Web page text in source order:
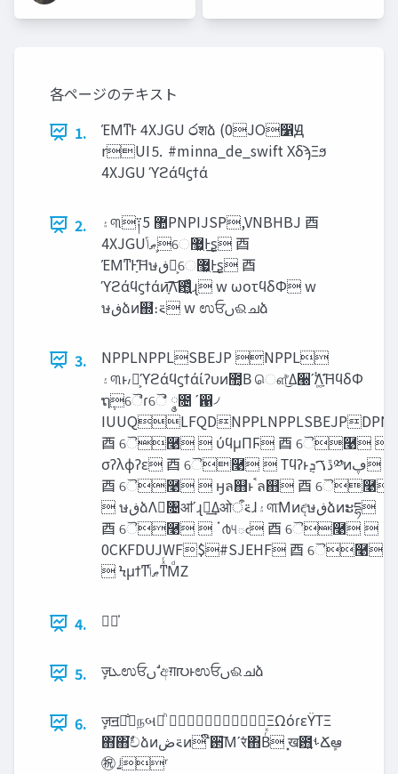
各ページのテキスト
1.
ΈΜͳͰ 4XJGU ෮शձ (0JO෱Ԭ
rUI⒌ #minna_de_swift ΧδϡΞϧ
4XJGU ϓϩάϥϛϯά
2.
‫۽‬୩༑޺ 5PNPIJSP,VNBHBJ ⾣
4XJGU‫͕ޠݴ‬େ޷͖Ͱ͢ʂ ⾣
ΈΜͳͰָ͠Ήษ‫ڧ‬ձ͕େ޷͖Ͱ͢ʂ ⾣
ϓϩάϥϛϯάͷָ͠͞Λ఻͍͖͍͑ͯͨɻ w ωοτϥδΦ w
ษ‫ڧ‬ձͷ஍ํ։࠵ w ಉਓࢽଈചձ
3.
NPPLNPPLSBEJP NPPL
‫۽‬୩ͱ៸໘͕ϓϩάϥϛϯάίʔυͷ಺͔Β ௌ͑ͯ͘͜Δ੠ʹࣖΛ܏ָ͚ͯ͠ΉϥδΦ
ຖ݄ୈ̎ɾୈ̐ ݄༵೔ ʹ഑৴
IUUQLFQDNPPLNPPLSBEJPDPN
⾣ ୈ࿩  ύϥμΠϜ ⾣ ୈ࿩ 
σʔλϕʔε ⾣ ୈ࿩  Τϥʔͱ‫ڐࠂܯ‬༰ͷ‫ڥ‬
⾣ ୈ࿩  ӈล஋ͱࠨล஋ ⾣ ୈ࿩
 ษ‫ڧ‬ձΛว͘৔ॴʹɻཱྀ͢Δओ࠵ऀɺ‫۽‬୩͞Μͷඳ͘ษ‫ڧ‬ձͷະདྷ
⾣ ୈ࿩  ॱ൪୳ఁ ⾣ ୈ࿩ 
0CKFDUJWF$#SJEHF ⾣ ୈ࿩
 Ϟμϯͳ‫ͳͯͬޠݴ‬ΜͩΖ͏
4.
5. ٕज़‫ܥ‬ಉਓࢽ ࣗඅग़൛ͱಉਓࢽଈചձ
6.
ٕज़ॻయ̐நબམͪ ΞΩόɾεΫΤΞ
΋͘΋ࣥ͘චձͷ‫࠵ڞ‬ͷ ື઒͞Μʹरͬͯ΋Βͬͯ ͓ख఻͍ࢀՃܾఆ
㊗ ʲ͍ʳ